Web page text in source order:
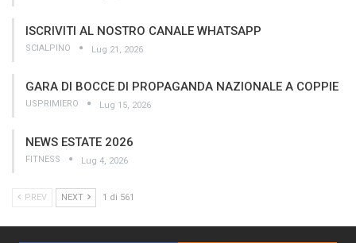
ISCRIVITI AL NOSTRO CANALE WHATSAPP
SCIALPINO Lug 21, 2026
GARA DI BOCCE DI PROPAGANDA NAZIONALE A COPPIE
USPRIMIERO Lug 15, 2026
NEWS ESTATE 2026
FITNESS Lug 4, 2026
PREV NEXT 1 di 561